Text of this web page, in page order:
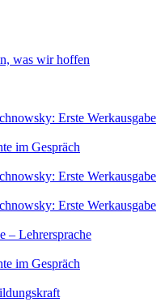
was wir hoffen
Erste Werkausgabe
im Gespräch
Erste Werkausgabe
Erste Werkausgabe
– Lehrersprache
im Gespräch